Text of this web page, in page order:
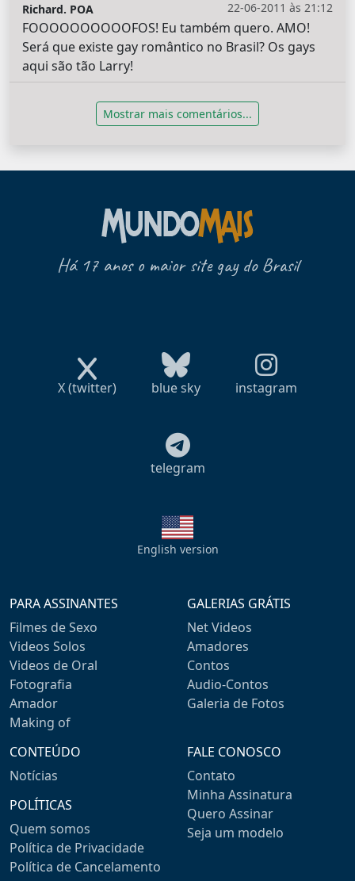
22-06-2011 às 21:12
Richard. POA
FOOOOOOOOOOFOS! Eu também quero. AMO!
Será que existe gay romântico no Brasil? Os gays
aqui são tão Larry!
Mostrar mais comentários...
Há 17 anos o maior site gay do Brasil
X (twitter) blue sky instagram
telegram
English version
PARA ASSINANTES
Filmes de Sexo
Videos Solos
Videos de Oral
Fotografia
Amador
Making of
GALERIAS GRÁTIS
Net Videos
Amadores
Contos
Audio-Contos
Galeria de Fotos
CONTEÚDO
Notícias
POLÍTICAS
Quem somos
Política de Privacidade
Política de Cancelamento
FALE CONOSCO
Contato
Minha Assinatura
Quero Assinar
Seja um modelo